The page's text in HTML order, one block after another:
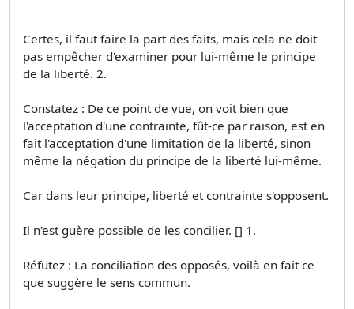
Certes, il faut faire la part des faits, mais cela ne doit
pas empêcher d'examiner pour lui-même le principe
de la liberté. 2.
Constatez : De ce point de vue, on voit bien que
l'acceptation d'une contrainte, fût-ce par raison, est en
fait l'acceptation d'une limitation de la liberté, sinon
même la négation du principe de la liberté lui-même.
Car dans leur principe, liberté et contrainte s'opposent.
Il n'est guère possible de les concilier. [] 1.
Réfutez : La conciliation des opposés, voilà en fait ce
que suggère le sens commun.